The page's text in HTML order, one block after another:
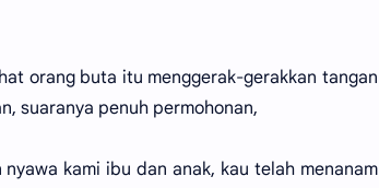
orang buta itu menggerak-gerakkan tangan
suaranya penuh permohonan,
kami ibu dan anak, kau telah menanam